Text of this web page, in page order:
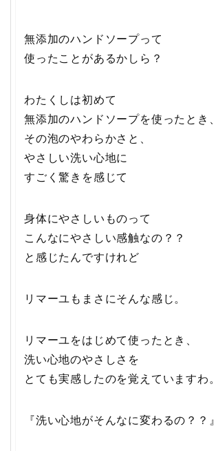
無添加のハンドソープって
使ったことがあるかしら？
わたくしは初めて
無添加のハンドソープを使ったとき、
その泡のやわらかさと、
やさしい洗い心地に
すごく驚きを感じて
身体にやさしいものって
こんなにやさしい感触なの？？
と感じたんですけれど
リマーユもまさにそんな感じ。
リマーユをはじめて使ったとき、
洗い心地のやさしさを
とても実感したのを覚えていますわ。
『洗い心地がそんなに変わるの？？』